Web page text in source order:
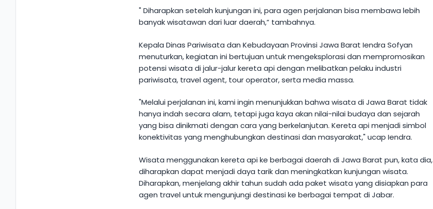
" Diharapkan setelah kunjungan ini, para agen perjalanan bisa membawa lebih
banyak wisatawan dari luar daerah,” tambahnya.
Kepala Dinas Pariwisata dan Kebudayaan Provinsi Jawa Barat Iendra Sofyan
menuturkan, kegiatan ini bertujuan untuk mengeksplorasi dan mempromosikan
potensi wisata di jalur-jalur kereta api dengan melibatkan pelaku industri
pariwisata, travel agent, tour operator, serta media massa.
"Melalui perjalanan ini, kami ingin menunjukkan bahwa wisata di Jawa Barat tidak
hanya indah secara alam, tetapi juga kaya akan nilai-nilai budaya dan sejarah
yang bisa dinikmati dengan cara yang berkelanjutan. Kereta api menjadi simbol
konektivitas yang menghubungkan destinasi dan masyarakat," ucap Iendra.
Wisata menggunakan kereta api ke berbagai daerah di Jawa Barat pun, kata dia,
diharapkan dapat menjadi daya tarik dan meningkatkan kunjungan wisata.
Diharapkan, menjelang akhir tahun sudah ada paket wisata yang disiapkan para
agen travel untuk mengunjungi destinasi ke berbagai tempat di Jabar.